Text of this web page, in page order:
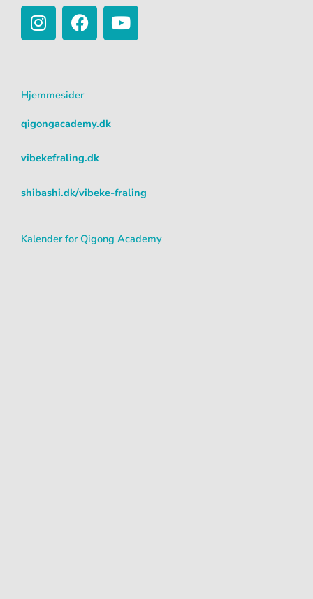
I
n
s
g
r
a
m
F
a
c
o
o
k
Y
o
u
Hjemmesider
qigongacademy.dk
vibekefraling.dk
shibashi.dk/vibeke-fraling
Kalender for Qigong Academy